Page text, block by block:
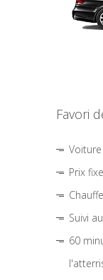
Favori
Prix fixe
Suivi
60